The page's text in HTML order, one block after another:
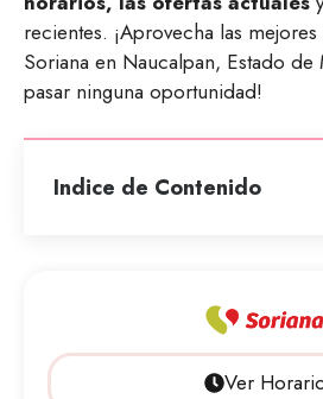
recientes. ¡Aprovecha las
Soriana en Naucalpan, Estado
pasar ninguna oportunidad!
Indice de Contenido
Ver